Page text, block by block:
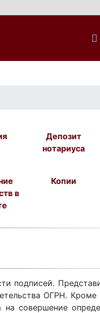
Депозит
нотариуса
в
Копии
подписей.
ОГРН. Кроме
совершение